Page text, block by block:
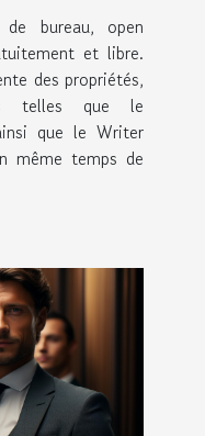
bureau, open
et libre.
des propriétés,
telles que le
que le Writer
même temps de